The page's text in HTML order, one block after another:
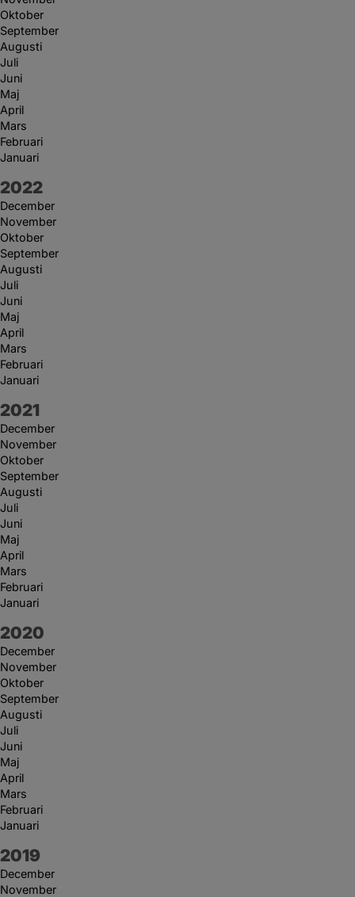
Oktober
September
Augusti
Juli
Juni
Maj
April
Mars
Februari
Januari
År:
2022
December
November
Oktober
September
Augusti
Juli
Juni
Maj
April
Mars
Februari
Januari
År:
2021
December
November
Oktober
September
Augusti
Juli
Juni
Maj
April
Mars
Februari
Januari
År:
2020
December
November
Oktober
September
Augusti
Juli
Juni
Maj
April
Mars
Februari
Januari
År:
2019
December
November